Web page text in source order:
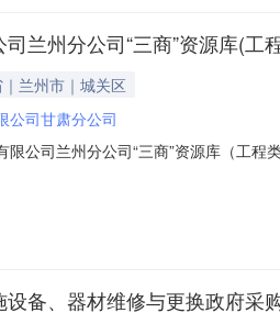
兰州分公司“三商”资源库(工
兰州市｜城关区
公司甘肃分公司
限公司兰州分公司“三商”资源库（工
分公司8512兰州三羽机电安装有限公
备、器材维修与更换政府采